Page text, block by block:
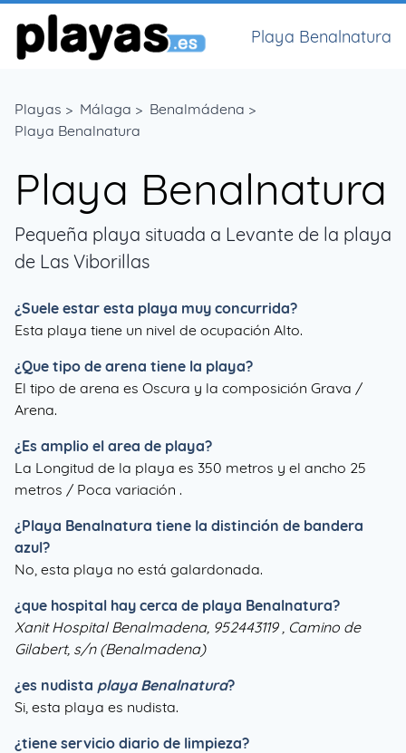
Playa Benalnatura
Playas > Málaga > Benalmádena >
Playa Benalnatura
Playa Benalnatura
Pequeña playa situada a Levante de la playa
de Las Viborillas
¿Suele estar esta playa muy concurrida?
Esta playa tiene un nivel de ocupación Alto.
¿Que tipo de arena tiene la playa?
El tipo de arena es Oscura y la composición Grava /
Arena.
¿Es amplio el area de playa?
La Longitud de la playa es 350 metros y el ancho 25
metros / Poca variación .
¿Playa Benalnatura tiene la distinción de bandera
azul?
No, esta playa no está galardonada.
¿que hospital hay cerca de playa Benalnatura?
Xanit Hospital Benalmadena, 952443119 , Camino de
Gilabert, s/n (Benalmadena)
¿es nudista playa Benalnatura?
Si, esta playa es nudista.
¿tiene servicio diario de limpieza?